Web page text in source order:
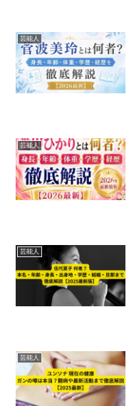
芸能人
芸能人
芸能人
芸能人